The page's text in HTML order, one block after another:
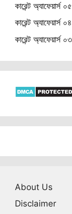
কারেন্ট অ্যাফেয়ার্স
কারেন্ট অ্যাফেয়ার্স
কারেন্ট অ্যাফেয়ার্স
About Us
Disclaimer